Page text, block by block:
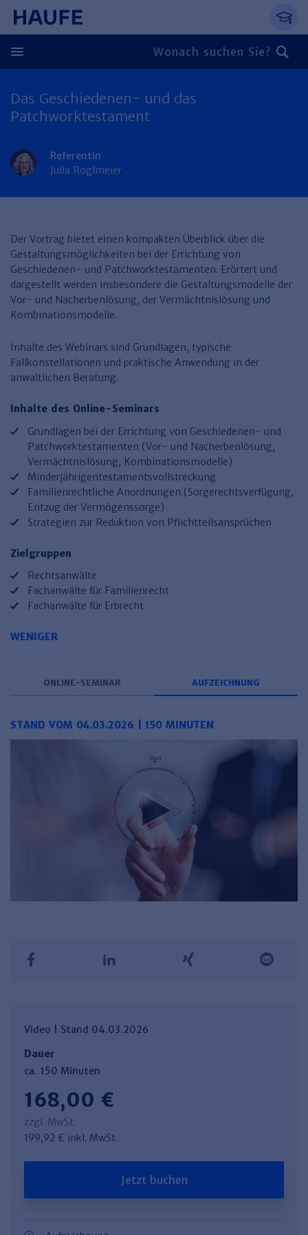
Springe direkt zum Hauptinhalt, zur
Zum Hauptinhalt springen
Zur Navigation springen
Zur Suche springen
Zurück
Personal
Arbeitsrecht
Entgeltabrechnung
Führung
Personalmanagement und
Personalentwicklung und
Talentmanagement
Steuerrecht
Rechnungswesen
Entgeltabrechnung
Software und Tools
Recht & Compliance
Finden Sie Ihr Thema
Familien- und Erbrecht
Rechtsanwaltskanzlei und Gebühren
Wirtschaftsrecht
Sozialrecht
Compliance
Insolvenzrecht
Medizinrecht
Immobilien
Finden Sie Ihr Thema
WEG-Verwaltung
Immobilienverwaltung
Zurück
Öffentlicher Dienst
TV-L
Kommunale Finanzen
SGB & Sozialwesen
Zurück
Arbeitsschutz & BGM
Arbeitsschutz
Betriebliches
Gesundheitsmanagement
Zurück
Finden Sie Ihr Thema
Haufe Personal Office
Haufe Finance Office
Haufe Zeugnis Manager
Sozialrechtprodukte
Haufe Arbeitsschutz
Das Geschiedenen- und das
Patchworktestament
Referentin
Julia Roglmeier
Der Vortrag bietet einen kompakten Überblick über die
Gestaltungsmöglichkeiten bei der Errichtung von
Geschiedenen- und Patchworktestamenten. Erörtert und
dargestellt werden insbesondere die Gestaltungsmodelle der
Vor- und Nacherbenlösung, der Vermächtnislösung und
Kombinationsmodelle.
Inhalte des Webinars sind Grundlagen, typische
Fallkonstellationen und praktische Anwendung in der
anwaltlichen Beratung​.
Inhalte des Online-Seminars
​Grundlagen bei der Errichtung von Geschiedenen- und
Patchworktestamenten (Vor- und Nacherbenlösung,
Vermächtnislösung, Kombinationsmodelle)
Minderjährigentestamentsvollstreckung
Familienrechtliche Anordnungen (Sorgerechtsverfügung,
Entzug der Vermögenssorge)
Strategien zur Reduktion von Pflichtteilsansprüchen​
Zielgruppen
Rechtsanwälte
Fachanwälte für Familienrecht
Fachanwälte für Erbrecht
WENIGER
ONLINE-SEMINAR AUFZEICHNUNG
STAND VOM 04.03.2026 | 150 MINUTEN
Video | Stand 04.03.2026
Dauer
ca. 150 Minuten
168,00 €
zzgl. MwSt.
199,92 € inkl. MwSt.
Jetzt buchen